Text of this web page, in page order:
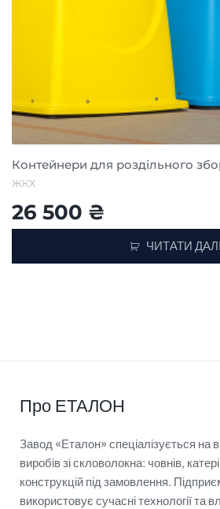
Контейнери для роздільного
ЖКХ
26 500 ₴
ЧИТАТИ ДАЛІ
Про ЕТАЛОН
Завод «Еталон» спеціалізується на
виробів зі скловолокна: човнів,
конструкцій під замовлення.
використовує сучасні технології та